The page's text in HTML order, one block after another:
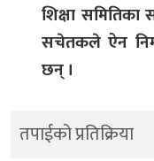
शिक्षा
सचेतकले ऐन
छन् ।
तपाईको प्रतिक्रिया